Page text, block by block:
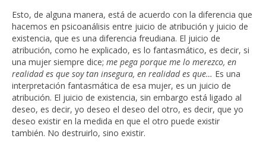
Esto, de alguna manera, está de acuerdo con la diferencia que
hacemos en psicoanálisis entre juicio de atribución y juicio de
existencia, que es una diferencia freudiana. El juicio de
atribución, como he explicado, es lo fantasmático, es decir, si
una mujer siempre dice; me pega porque me lo merezco, en
realidad es que soy tan insegura, en realidad es que… Es una
interpretación fantasmática de esa mujer, es un juicio de
atribución. El juicio de existencia, sin embargo está ligado al
deseo, es decir, yo deseo el deseo del otro, es decir, que yo
deseo existir en la medida en que el otro puede existir
también. No destruirlo, sino existir.